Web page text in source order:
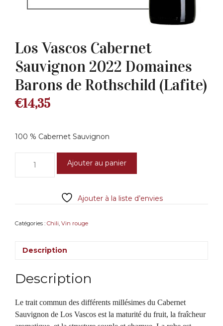
Los Vascos Cabernet
Sauvignon 2022 Domaines
Barons de Rothschild (Lafite)
€14,35
100 % Cabernet Sauvignon
Los
2022
de
Ajouter au panier
Ajouter à la liste d’envies
Catégories : Chili Vin rouge
Description
Description
Le trait commun des différents millésimes du Cabernet
Sauvignon de Los Vascos est la maturité du fruit, la fraîcheur